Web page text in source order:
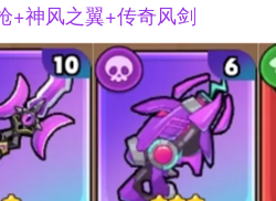
+神风之翼+传奇风剑